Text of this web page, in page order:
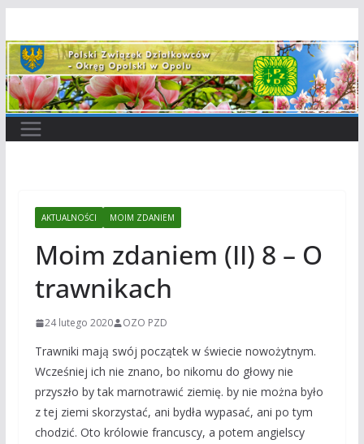
do
treści
AKTUALNOŚCI MOIM ZDANIEM
Moim zdaniem (II) 8 – O
trawnikach
24 lutego 2020 OZO PZD
Trawniki mają swój początek w świecie nowożytnym.
Wcześniej ich nie znano, bo nikomu do głowy nie
przyszło by tak marnotrawić ziemię. by nie można było
z tej ziemi skorzystać, ani bydła wypasać, ani po tym
chodzić. Oto królowie francuscy, a potem angielscy